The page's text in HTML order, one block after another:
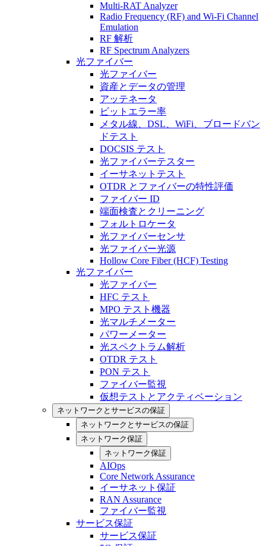
Multi-RAT Analyzer
Radio Frequency (RF) and Wi-Fi Channel
Emulation
RF 解析
RF Spectrum Analyzers
光ファイバー
光ファイバー
資産とデータの管理
アッテネータ
ビットエラー率
メタル線、DSL、WiFi、ブロードバン
ドテスト
DOCSIS テスト
光ファイバーテスター
イーサネットテスト
OTDR とファイバーの特性評価
ファイバー ID
端面検査とクリーニング
フォルトロケータ
光ファイバーセンサ
光ファイバー光源
Hollow Core Fiber (HCF) Testing
光ファイバー
光ファイバー
HFC テスト
MPO テスト機器
光マルチメーター
パワーメーター
光スペクトラム解析
OTDR テスト
PON テスト
ファイバー監視
仮想テストとアクティベーション
ネットワークとサービスの保証
ネットワークとサービスの保証
ネットワーク保証
ネットワーク保証
AIOps
Core Network Assurance
イーサネット保証
RAN Assurance
ファイバー監視
サービス保証
サービス保証